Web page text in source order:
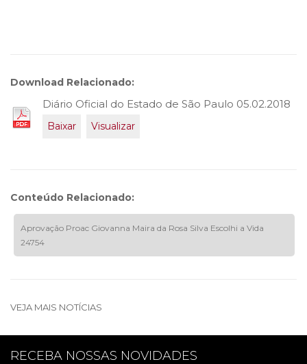
Download Relacionado:
Diário Oficial do Estado de São Paulo 05.02.2018
Baixar Visualizar
Conteúdo Relacionado:
Aprovação Proac Giovanna Maira da Rosa Silva Escolhi a Vida
24754
VEJA MAIS NOTÍCIAS
RECEBA NOSSAS NOVIDADES